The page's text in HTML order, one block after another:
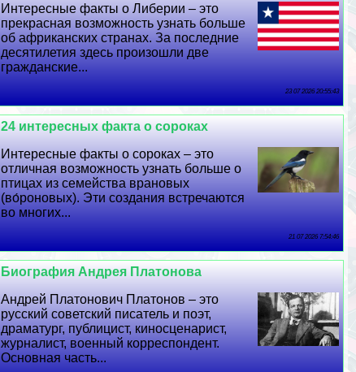
Интересные факты о Либерии – это
прекрасная возможность узнать больше
об африканских странах. За последние
десятилетия здесь произошли две
гражданские...
23 07 2026 20:55:43
24 интересных факта о сороках
Интересные факты о сороках – это
отличная возможность узнать больше о
птицах из семейства врановых
(во́роновых). Эти создания встречаются
во многих...
21 07 2026 7:54:46
Биография Андрея Платонова
Андрей Платонович Платонов – это
русский советский писатель и поэт,
драматург, публицист, киносценарист,
журналист, военный корреспондент.
Основная часть...